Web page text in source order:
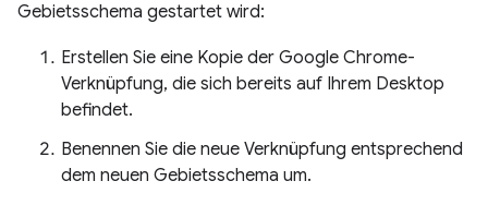
Gebietsschema gestartet wird:
Erstellen Sie eine Kopie der Google Chrome-
Verknüpfung, die sich bereits auf Ihrem Desktop
befindet.
Benennen Sie die neue Verknüpfung entsprechend
dem neuen Gebietsschema um.